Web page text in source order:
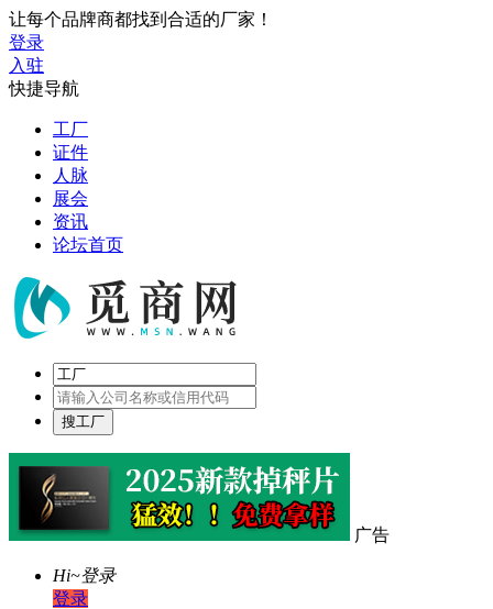
让每个品牌商都找到合适的厂家！
登录
入驻
快捷导航
工厂
证件
人脉
展会
资讯
论坛首页
广告
Hi~登录
登录